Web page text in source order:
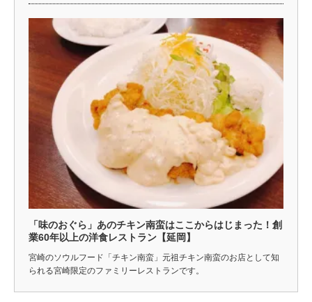
「味のおぐら」あのチキン南蛮はここからはじまった！創
業60年以上の洋食レストラン【延岡】
宮崎のソウルフード「チキン南蛮」元祖チキン南蛮のお店として知
られる宮崎限定のファミリーレストランです。